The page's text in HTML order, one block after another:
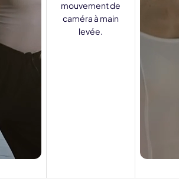
mouvement de
caméra à main
levée.